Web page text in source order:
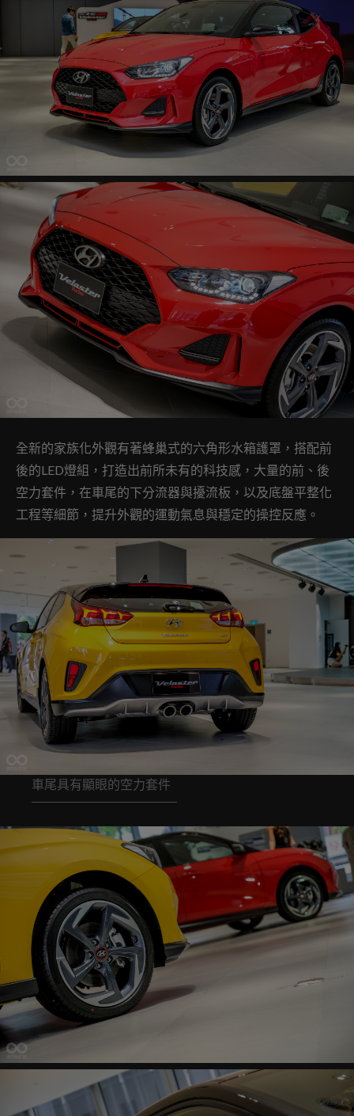
全新的家族化外觀有著蜂巢式的六角形水箱護罩，搭配前
後的LED燈組，打造出前所未有的科技感，大量的前、後
空力套件，在車尾的下分流器與擾流板，以及底盤平整化
工程等細節，提升外觀的運動氣息與穩定的操控反應。
車尾具有顯眼的空力套件